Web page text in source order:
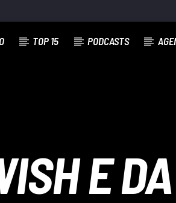
TOP 15 PODCASTS
E